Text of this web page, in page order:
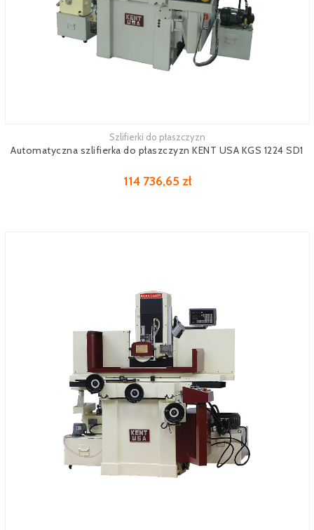
Szlifierki do płaszczyzn
Automatyczna szlifierka do płaszczyzn KENT USA KGS 1224 SD1
114 736,65 zł